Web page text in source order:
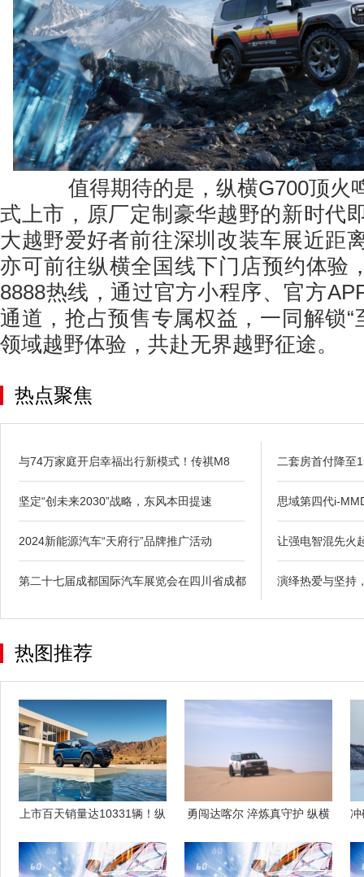
值得期待的是，纵横G700顶火
式上市，原厂定制豪华越野的新时代
大越野爱好者前往深圳改装车展近距
亦可前往纵横全国线下门店预约体验
8888热线，通过官方小程序、官方
通道，抢占预售专属权益，一同解锁“
领域越野体验，共赴无界越野征途。
热点聚焦
与74万家庭开启幸福出行新模式！传祺M8
坚定“创未来2030”战略，东风本田提速
2024新能源汽车“天府行”品牌推广活动
第二十七届成都国际汽车展览会在四川省成都
二套房首付降至
思域第四代i-
让强电智混先火
演绎热爱与坚持
热图推荐
上市百天销量达10331辆！纵
勇闯达喀尔 淬炼真守护 纵横
冲